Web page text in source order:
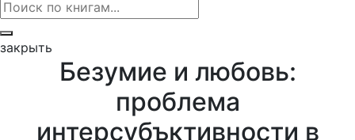
закрыть
Безумие и любовь:
проблема
интерсубъктивности в